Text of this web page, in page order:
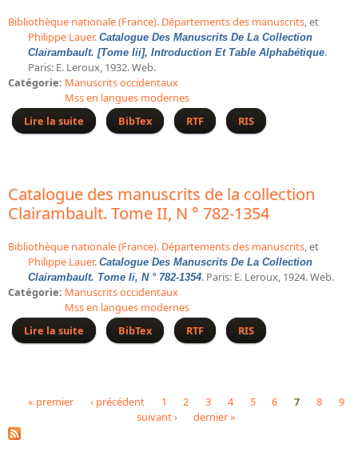
Le fil de l'histoire (frise chonologique)
La Bibliothèque nationale de France à livre ouvert
Richelieu, Bibliothèques - Musée - Galeries
Gallica - Son histoire
Dépôt de la Commission de récupération artistique
Appel à chercheurs : bourse Comité d’histoire de la BnF
Appel à projets
Faire une suggestion de recherche
Fournir un témoignage et/ou un document
Bibliothèque nationale (France). Départements des manuscrits, et
Philippe Lauer. Catalogue Des Manuscrits De La Collection
Clairambault. [Tome Iii], Introduction Et Table Alphabétique.
Paris: E. Leroux, 1932. Web.
Catégorie: Manuscrits occidentaux
Mss en langues modernes
Lire la suite
de Catalogue des manuscrits de la collection
Clairambault. [Tome III], Introduction et table
BibTex RTF RIS
Catalogue des manuscrits de la collection
Clairambault. Tome II, N ° 782-1354
Bibliothèque nationale (France). Départements des manuscrits, et
Philippe Lauer. Catalogue Des Manuscrits De La Collection
Clairambault. Tome Ii, N ° 782-1354. Paris: E. Leroux, 1924. Web.
Catégorie: Manuscrits occidentaux
Mss en langues modernes
Lire la suite
de Catalogue des manuscrits de la collection
Clairambault. Tome II, N ° 782-1354
BibTex RTF RIS
Pages
« premier ‹ précédent 1 2 3 4 5 6 7 8
9
suivant ›
dernier »